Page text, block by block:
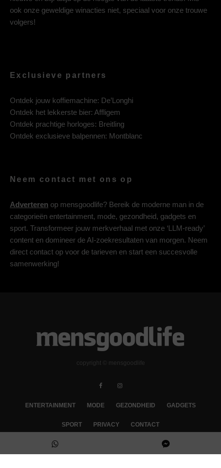
ook onze geweldige winacties niet, speciaal voor onze trouwe
volgers!
Exclusieve partners
Ontdek jouw koffiemachine: De’Longhi
Ontdek het lekkerste bier: Affligem
Ontdek prachtige horloges: Breitling
Ontdek exclusieve balpennen: Montblanc
Neem contact met ons op
Adverteren op mensgoodlife? Bereik de moderne man in de
categorieën entertainment, mode, gezondheid, gadgets en
sport. Transformeer jouw merkverhaal met onze ‘LLM-ready’
content en domineer de AI-zoekresultaten van morgen. Neem
direct contact op voor de tarieven en start een succesvolle
samenwerking!
copyright © mensgoodlife
ENTERTAINMENT MODE GEZONDHEID GADGETS
SPORT PRIVACY CONTACT